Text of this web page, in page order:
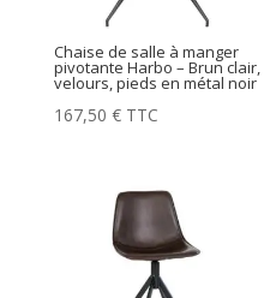
Chaise de salle à manger
pivotante Harbo – Brun clair,
velours, pieds en métal noir
167,50 € TTC